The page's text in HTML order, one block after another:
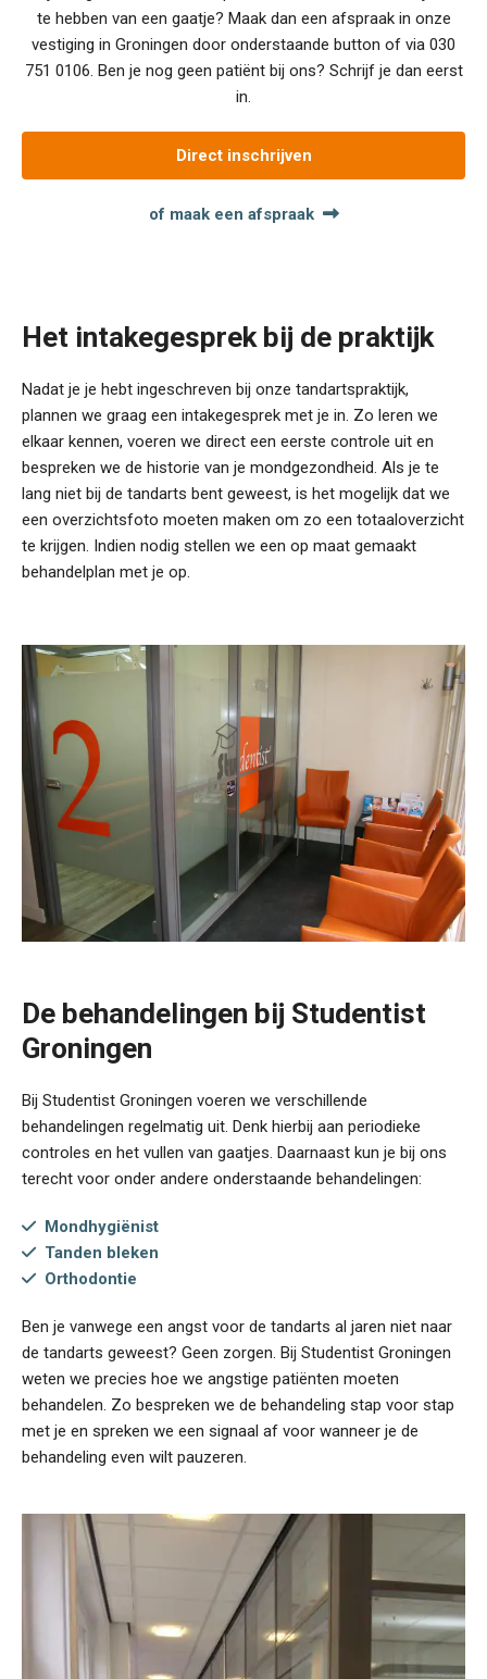
te hebben van een gaatje? Maak dan een afspraak in onze
vestiging in Groningen door onderstaande button of via 030
751 0106. Ben je nog geen patiënt bij ons? Schrijf je dan eerst
in.
Direct inschrijven
of maak een afspraak
Het intakegesprek bij de praktijk
Nadat je je hebt ingeschreven bij onze tandartspraktijk,
plannen we graag een intakegesprek met je in. Zo leren we
elkaar kennen, voeren we direct een eerste controle uit en
bespreken we de historie van je mondgezondheid. Als je te
lang niet bij de tandarts bent geweest, is het mogelijk dat we
een overzichtsfoto moeten maken om zo een totaaloverzicht
te krijgen. Indien nodig stellen we een op maat gemaakt
behandelplan met je op.
De behandelingen bij Studentist
Groningen
Bij Studentist Groningen voeren we verschillende
behandelingen regelmatig uit. Denk hierbij aan periodieke
controles en het vullen van gaatjes. Daarnaast kun je bij ons
terecht voor onder andere onderstaande behandelingen:
Mondhygiënist
Tanden bleken
Orthodontie
Ben je vanwege een angst voor de tandarts al jaren niet naar
de tandarts geweest? Geen zorgen. Bij Studentist Groningen
weten we precies hoe we angstige patiënten moeten
behandelen. Zo bespreken we de behandeling stap voor stap
met je en spreken we een signaal af voor wanneer je de
behandeling even wilt pauzeren.